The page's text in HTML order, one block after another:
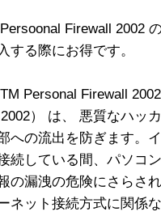
Firewall 2002
する際にお得です。
Personal Firewall
） は、 悪質なハッ
への流出を防ぎます。
続している間、パソコ
の漏洩の危険にさらさ
ネット接続方式に関係